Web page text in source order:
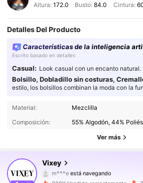
Altura: 172.0 Busto:84.0 Cintura:
Detalles Del Producto
Características de la inteligencia
Escrito basado en detalles
Casual: Look casual con un encanto natural.
Bolsillo, Dobladillo sin costuras,
estilo, los bolsillos combinan la moda con la
Material:
Mezclilla
Composición:
55% Algodón, 44%
Ver más
Vixey
4,81 230K Seguidores
4,81
m***e
4,81
230K Seguidores